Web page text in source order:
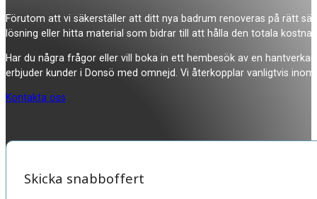
Förutom att vi säkerställer att ditt nya badrum renoveras på rätt
lösning eller hitta material som bidrar till att hålla den totala
Har du några frågor eller vill boka in ett hembesök av en
erbjuder kunder i Donsö med omnejd. Vi återkopplar vanligtvis
Kontakta oss
Skicka snabboffert